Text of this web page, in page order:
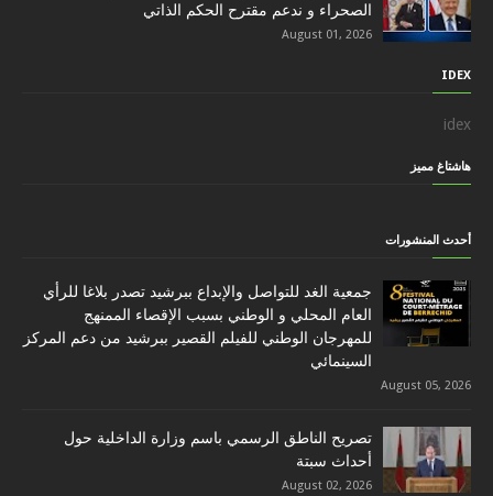
الصحراء و ندعم مقترح الحكم الذاتي
August 01, 2026
IDEX
idex
هاشتاغ مميز
أحدث المنشورات
جمعية الغد للتواصل والإبداع ببرشيد تصدر بلاغا للرأي
العام المحلي و الوطني بسبب الإقصاء الممنهج
للمهرجان الوطني للفيلم القصير ببرشيد من دعم المركز
السينمائي
August 05, 2026
تصريح الناطق الرسمي باسم وزارة الداخلية حول
أحداث سبتة
August 02, 2026